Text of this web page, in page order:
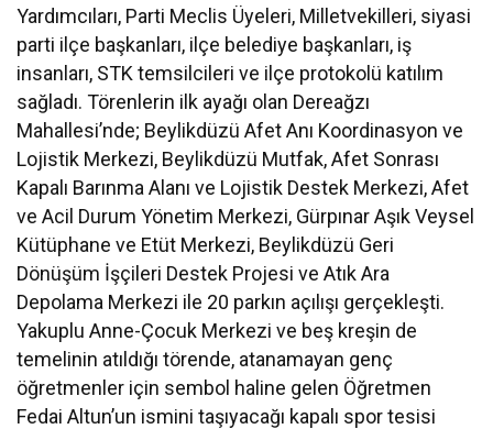
Yardımcıları, Parti Meclis Üyeleri, Milletvekilleri, siyasi
parti ilçe başkanları, ilçe belediye başkanları, iş
insanları, STK temsilcileri ve ilçe protokolü katılım
sağladı. Törenlerin ilk ayağı olan Dereağzı
Mahallesi’nde; Beylikdüzü Afet Anı Koordinasyon ve
Lojistik Merkezi, Beylikdüzü Mutfak, Afet Sonrası
Kapalı Barınma Alanı ve Lojistik Destek Merkezi, Afet
ve Acil Durum Yönetim Merkezi, Gürpınar Aşık Veysel
Kütüphane ve Etüt Merkezi, Beylikdüzü Geri
Dönüşüm İşçileri Destek Projesi ve Atık Ara
Depolama Merkezi ile 20 parkın açılışı gerçekleşti.
Yakuplu Anne-Çocuk Merkezi ve beş kreşin de
temelinin atıldığı törende, atanamayan genç
öğretmenler için sembol haline gelen Öğretmen
Fedai Altun’un ismini taşıyacağı kapalı spor tesisi